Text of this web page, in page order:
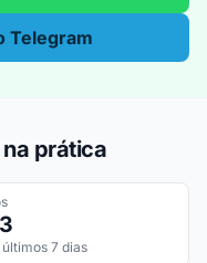
Telegram
prática
últimos 7 dias